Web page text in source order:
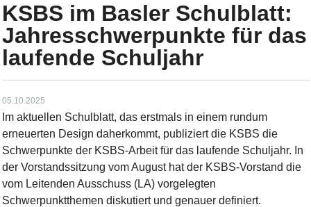
KSBS im Basler Schulblatt:
Jahresschwerpunkte für das
laufende Schuljahr
05.10.2025
Im aktuellen Schulblatt, das erstmals in einem rundum
erneuerten Design daherkommt, publiziert die KSBS die
Schwerpunkte der KSBS-Arbeit für das laufende Schuljahr. In
der Vorstandssitzung vom August hat der KSBS-Vorstand die
vom Leitenden Ausschuss (LA) vorgelegten
Schwerpunktthemen diskutiert und genauer definiert.